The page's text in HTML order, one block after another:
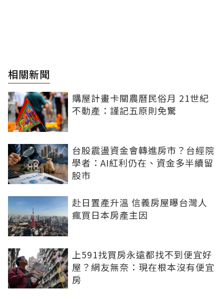
相關新聞
購屋計畫卡關農曆民俗月 21世紀
不動產：謹記五原則免驚
台股震盪資金會轉進房市？台經院
學者：AI紅利仍在、資金多半續留
股市
赴日置產升溫 信義房屋曝台灣人
瘋買日本房產主因
上591找買房永遠都找不到便宜好
屋？網友無奈：現在根本沒有便宜
房